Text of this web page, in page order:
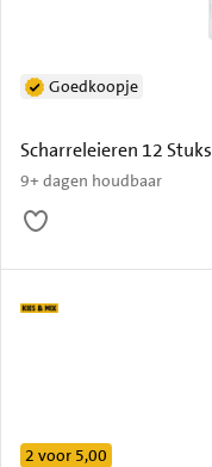
Scharreleieren 12 Stuks
9+ dagen houdbaar
Goedkoopje
2 voor 5,00